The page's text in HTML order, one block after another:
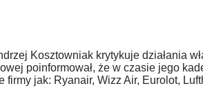
Kosztowniak krytykuje działania
poinformował, że w czasie jego
firmy jak: Ryanair, Wizz Air, Eurolot,